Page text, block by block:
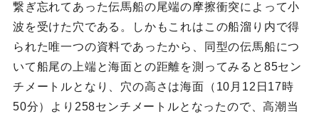
繋ぎ忘れてあった伝馬船の尾端の摩擦衝突によって小
波を受けた穴である。しかもこれはこの船溜り内で得
られた唯一つの資料であったから、同型の伝馬船につ
いて船尾の上端と海面との距離を測ってみると85セン
チメートルとなり、穴の高さは海面（10月12日17時
50分）より258センチメートルとなったので、高潮当